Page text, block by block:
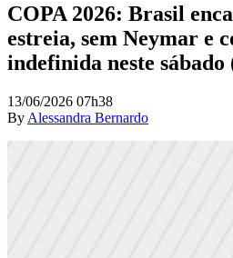
COPA 2026: Brasil
estreia, sem Neymar e
indefinida neste sábado
13/06/2026 07h38
By Alessandra Bernardo